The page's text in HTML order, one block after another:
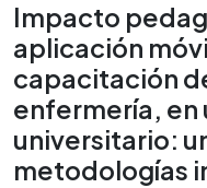
Impacto
aplicación
capacitación
enfermería, en
universitario:
metodologías